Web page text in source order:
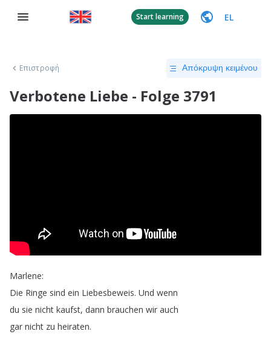
Start learning EL
Επιστροφή Απόκρυψη κειμένου
Verbotene Liebe - Folge 3791
Marlene:
Die Ringe sind ein Liebesbeweis. Und wenn
du sie nicht kaufst, dann brauchen wir auch
gar nicht zu heiraten.